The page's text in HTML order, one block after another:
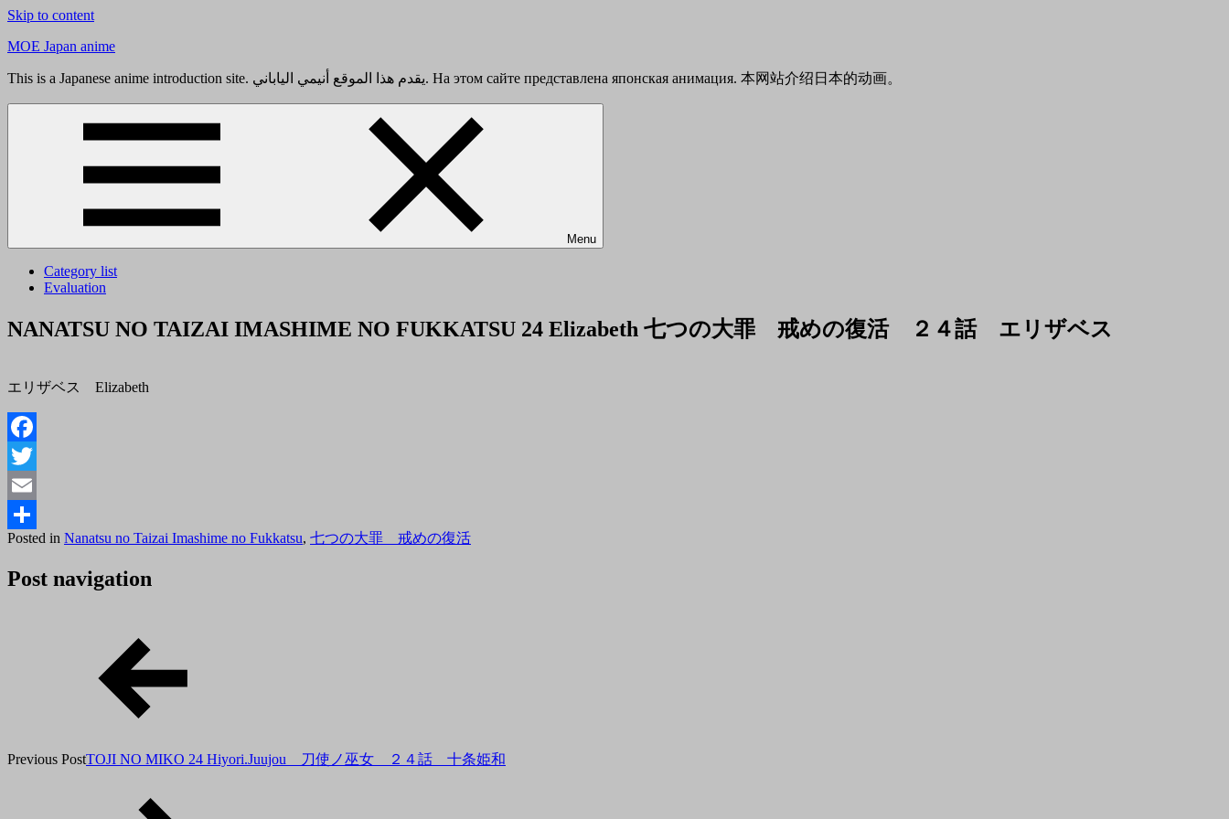
Skip to content
MOE Japan anime
This is a Japanese anime introduction site. يقدم هذا الموقع أنيمي الياباني. На этом сайте представлена японская анимация. 本网站介绍日本的动画。
Menu
Category list
Evaluation
NANATSU NO TAIZAI IMASHIME NO FUKKATSU 24 Elizabeth 七つの大罪 戒めの復活 ２４話 エリザベス
エリザベス Elizabeth
Facebook
Twitter
Email
共
有
Posted
2018
年
Posted in Nanatsu no Taizai Imashime no Fukkatsu, 七つの大罪 戒めの復活
Post navigation
Previous PostTOJI NO MIKO 24 Hiyori.Juujou 刀使ノ巫女 ２４話 十条姫和